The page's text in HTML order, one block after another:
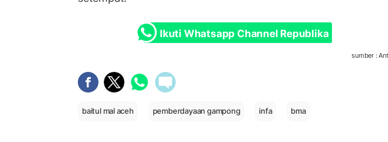
Ikuti Whatsapp Channel Republika
sumber :
baitul mal aceh pemberdayaan gampong infa bma